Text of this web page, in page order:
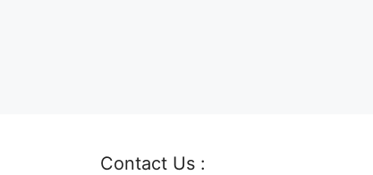
Contact Us :